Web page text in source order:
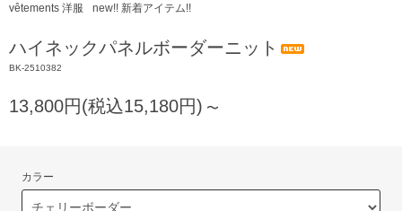
vêtements 洋服 new!! 新着アイテム!!
ハイネックパネルボーダーニット
BK-2510382
13,800円(税込15,180円) 〜
カラー